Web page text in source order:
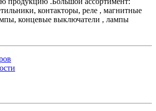
контакторы, реле , магнитные
концевые выключатели , лампы